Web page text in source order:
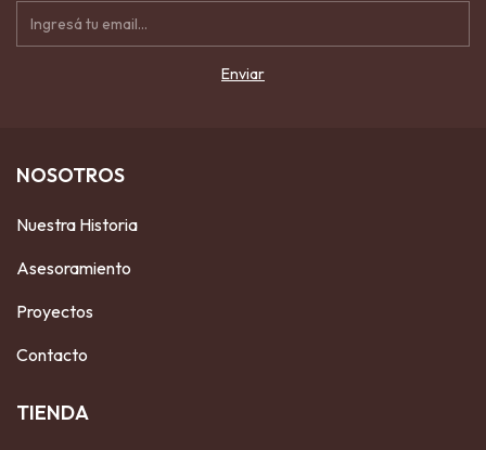
NOSOTROS
Nuestra Historia
Asesoramiento
Proyectos
Contacto
TIENDA